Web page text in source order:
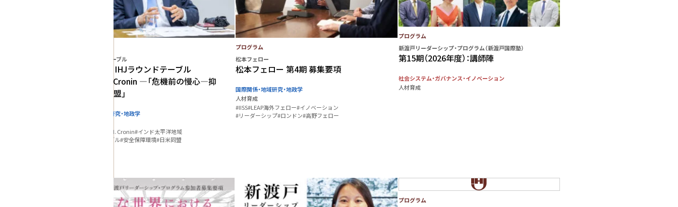
IHJラウンドテーブル
【開催報告】IHJラウンドテーブル
Patrick M. Cronin ―「危機前の慢心―抑
止と日米同盟」
国際関係・地域研究・地政学
#Patrick M. Cronin#インド太平洋地域
#ラウンドテーブル#安全保障環境#日米同盟
プログラム
松本フェロー
松本フェロー 第4期 募集要項
国際関係・地域研究・地政学
人材育成
#IISS#LEAP海外フェロー#イノベーション
#リーダーシップ#ロンドン#高野フェロー
プログラム
新渡戸リーダーシップ・プログラム（新渡戸国際塾）
第15期（2026年度）：講師陣
社会システム・ガバナンス・イノベーション
人材育成
プログラム